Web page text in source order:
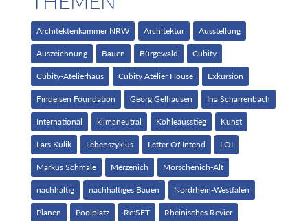
Architektenkammer NRW Architektur Ausstellung
Auszeichnung Bauen Bürgewald Cubity
Cubity-Atelierhaus Cubity Atelier House Exkursion
Findeisen Foundation Georg Gelhausen Ina Scharrenbach
International klimaneutral Kohleausstieg Kunst
Lars Kulik Lebenszyklus Letter Of Intend LOI
Markus Schmale Merzenich Morschenich-Alt
nachhaltig nachhaltiges Bauen Nordrhein-Westfalen
Planen Poolplatz Re:SET Rheinisches Revier